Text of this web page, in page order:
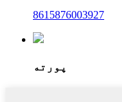
8615876003927
پورته